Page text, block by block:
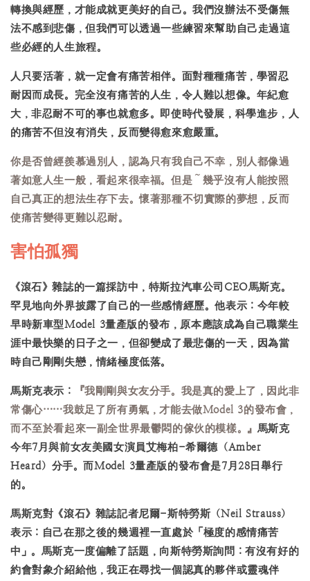
轉換與經歷，才能成就更美好的自己。我們沒辦法不受傷無
法不感到悲傷，但我們可以透過一些練習來幫助自己走過這
些必經的人生旅程。
人只要活著，就一定會有痛苦相伴。面對種種痛苦，學習忍
耐因而成長。完全沒有痛苦的人生，令人難以想像。年紀愈
大，非忍耐不可的事也就愈多。即使時代發展，科學進步，人
的痛苦不但沒有消失，反而變得愈來愈嚴重。
你是否曾經羨慕過別人，認為只有我自己不幸，別人都像過
著如意人生一般，看起來很幸福。但是～幾乎沒有人能按照
自己真正的想法生存下去。懷著那種不切實際的夢想，反而
使痛苦變得更難以忍耐。
害怕孤獨
《滾石》雜誌的一篇採訪中，特斯拉汽車公司CEO馬斯克。
罕見地向外界披露了自己的一些感情經歷。他表示：今年較
早時新車型Model 3量產版的發布，原本應該成為自己職業生
涯中最快樂的日子之一，但卻變成了最悲傷的一天，因為當
時自己剛剛失戀，情緒極度低落。
馬斯克表示：
『我剛剛與女友分手。我是真的愛上了，因此非
常傷心……我鼓足了所有勇氣，才能去做Model 3的發布會，
而不至於看起來一副全世界最鬱悶的傢伙的模樣。』 馬斯克
今年7月與前女友美國女演員艾梅柏-希爾德（Amber
Heard）分手。而Model 3量產版的發布會是7月28日舉行
的。
馬斯克對《滾石》雜誌記者尼爾-斯特勞斯（Neil Strauss）
表示：自己在那之後的幾週裡一直處於「極度的感情痛苦
中」。馬斯克一度偏離了話題，向斯特勞斯詢問：有沒有好的
約會對象介紹給他，我正在尋找一個認真的夥伴或靈魂伴